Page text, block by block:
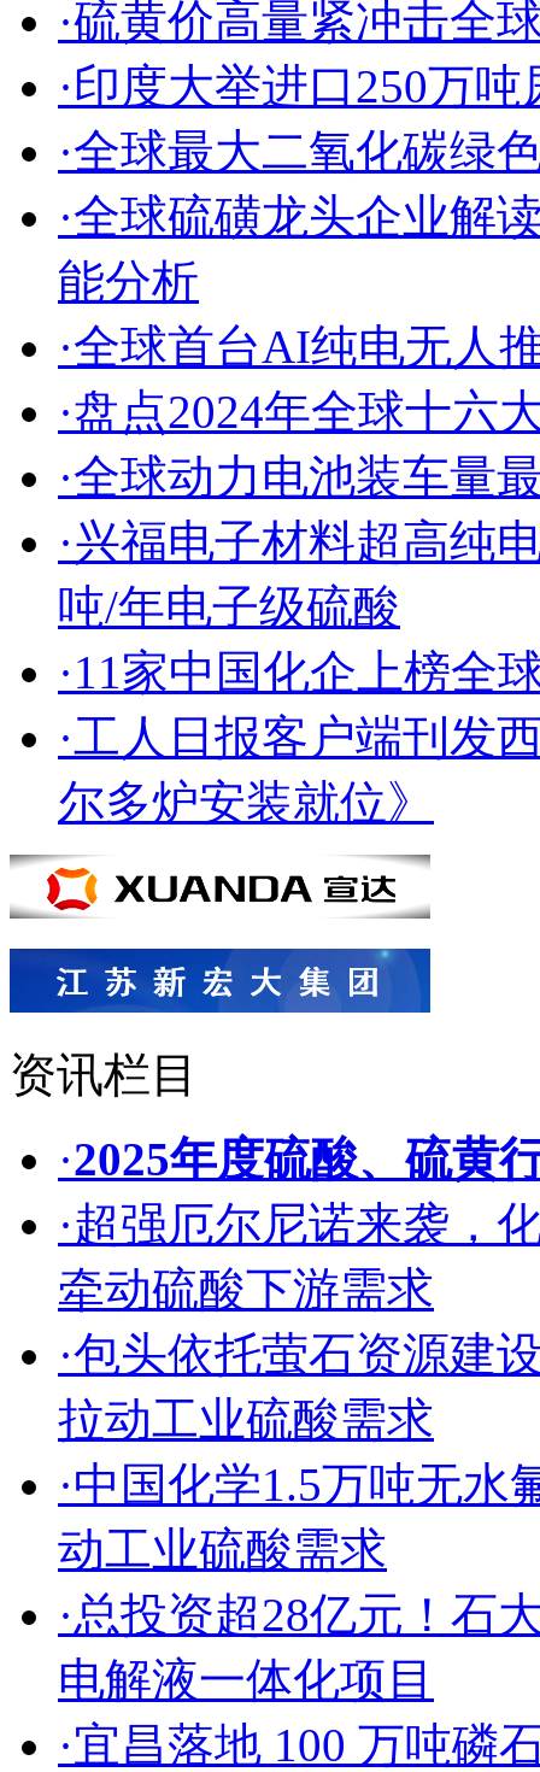
·硫黄价高量紧冲击全
·印度大举进口250万
·全球最大二氧化碳绿
·全球硫磺龙头企业解
能分析
·全球首台AI纯电无人
·盘点2024年全球十六
·全球动力电池装车量
·兴福电子材料超高纯
吨/年电子级硫酸
·11家中国化企上榜全
·工人日报客户端刊发
尔多炉安装就位》
资讯栏目
·2025年度硫酸、硫黄
·超强厄尔尼诺来袭，
牵动硫酸下游需求
·包头依托萤石资源建
拉动工业硫酸需求
·中国化学1.5万吨无水
动工业硫酸需求
·总投资超28亿元！石
电解液一体化项目
·宜昌落地 100 万吨磷